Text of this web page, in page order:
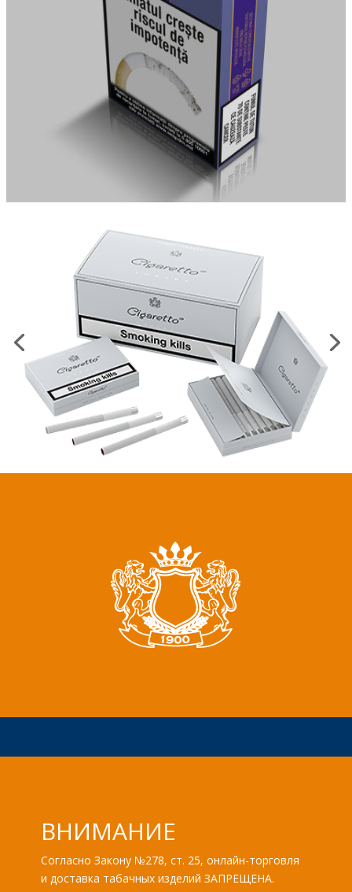
ВНИМАНИЕ
Согласно Закону №278, ст. 25, онлайн-торговля
и доставка табачных изделий ЗАПРЕЩЕНА.